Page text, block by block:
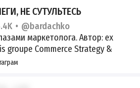
Мой Инстаграм
www.instagram.com/kostanaec__s
НЕ СУТУЛЬТЕСЬ
@bardachko
маркетолога. Автор: ex
groupe Commerce Strategy &
lead ex СберМаркет Marketing